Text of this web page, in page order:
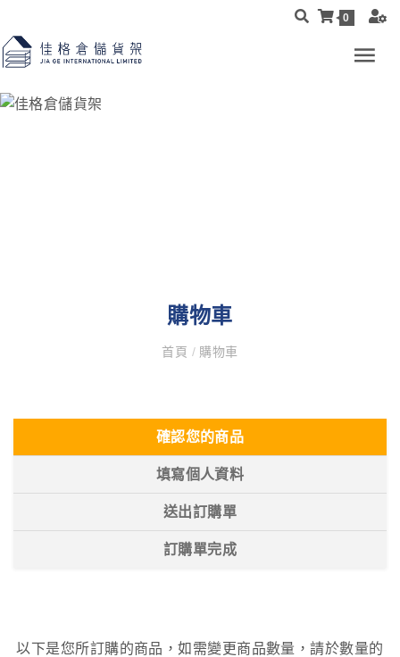
0
購物車
首頁 / 購物車
確認您的商品
填寫個人資料
送出訂購單
訂購單完成
以下是您所訂購的商品，如需變更商品數量，請於數量的